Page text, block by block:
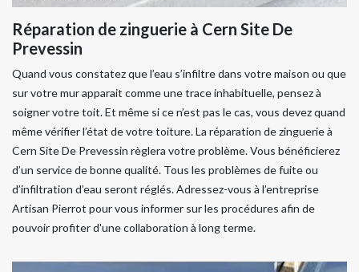
Réparation de zinguerie à Cern Site De
Prevessin
Quand vous constatez que l’eau s’infiltre dans votre maison ou que
sur votre mur apparait comme une trace inhabituelle, pensez à
soigner votre toit. Et même si ce n’est pas le cas, vous devez quand
même vérifier l’état de votre toiture. La réparation de zinguerie à
Cern Site De Prevessin règlera votre problème. Vous bénéficierez
d’un service de bonne qualité. Tous les problèmes de fuite ou
d’infiltration d’eau seront réglés. Adressez-vous à l’entreprise
Artisan Pierrot pour vous informer sur les procédures afin de
pouvoir profiter d'une collaboration à long terme.